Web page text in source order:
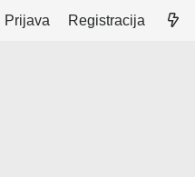
Prijava Registracija